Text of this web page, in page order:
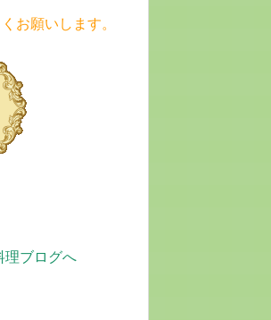
お願いします。